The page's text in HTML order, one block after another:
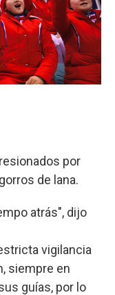
por
de lana.
atrás", dijo
vigilancia
siempre en
guías, por lo